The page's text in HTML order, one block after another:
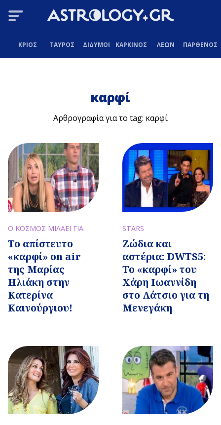
ΚΡΙΟΣ ΤΑΥΡΟΣ ΔΙΔΥΜΟΙ ΚΑΡΚΙΝΟΣ ΛΕΩΝ ΠΑΡΘΕΝΟΣ
καρφί
Αρθρογραφία για το tag: καρφί
Ο ΚΟΣΜΟΣ ΜΙΛΑΕΙ ΓΙΑ
Το απίστευτο
«καρφί» on air
της Μαρίας
Ηλιάκη στην
Κατερίνα
Καινούργιου!
STARS
Ζώδια και
αστέρια: DWTS5:
Το «καρφί» του
Χάρη Ιωαννίδη
στο Λάτσιο για τη
Μενεγάκη